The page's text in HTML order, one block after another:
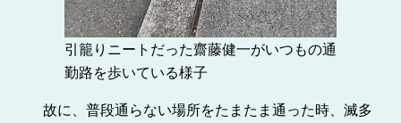
引籠りニートだった齋藤健一がいつもの通
勤路を歩いている様子
故に、普段通らない場所をたまたま通った時、滅多